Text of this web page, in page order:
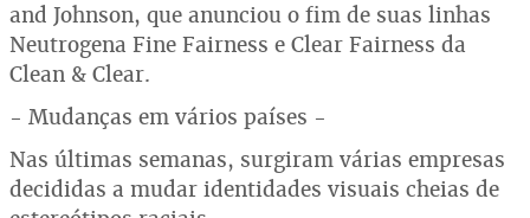
and Johnson, que anunciou o fim de suas linhas
Neutrogena Fine Fairness e Clear Fairness da
Clean & Clear.
- Mudanças em vários países -
Nas últimas semanas, surgiram várias empresas
decididas a mudar identidades visuais cheias de